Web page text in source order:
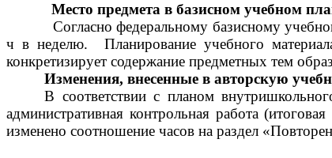
Место предмета в базисном учебном
Согласно федеральному базисному
ч в неделю. Планирование учебного
конкретизирует содержание предметных тем
Изменения, внесенные в авторскую
В соответствии с планом
административная контрольная работа
изменено соотношение часов на раздел